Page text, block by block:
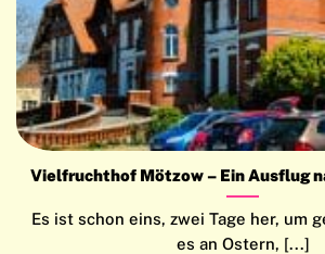
Vielfruchthof Mötzow – Ein Ausflug
Es ist schon eins, zwei Tage her, um
es an Ostern, [...]